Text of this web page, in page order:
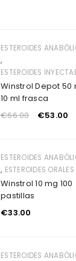
ESTEROIDES
,
ESTEROIDES
Winstrol Depot 50
10 ml frasca
€66.00 €53.00
ESTEROIDES
, ESTEROIDES ORALES
Winstrol 10 mg 100
pastillas
€33.00
ESTEROIDES